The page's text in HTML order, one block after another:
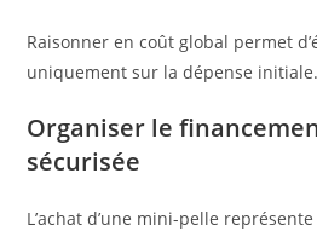
Raisonner en coût global permet
uniquement sur la dépense initiale.
Organiser le
sécurisée
L’achat d’une mini-pelle